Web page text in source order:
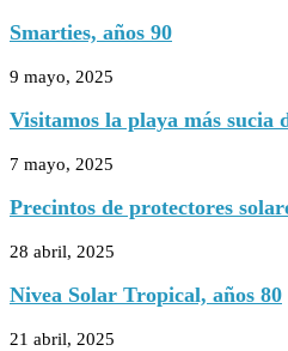
Smarties, años 90
9 mayo, 2025
Visitamos la playa más sucia
7 mayo, 2025
Precintos de protectores
28 abril, 2025
Nivea Solar Tropical, años 80
21 abril, 2025